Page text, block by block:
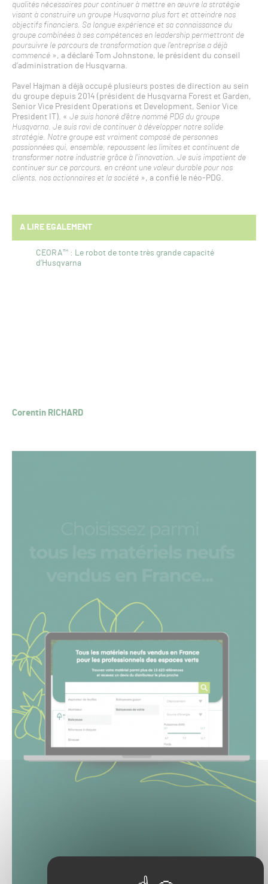
qualités nécessaires pour continuer à mettre en œuvre la stratégie
visant à construire un groupe Husqvarna plus fort et atteindre nos
objectifs financiers. Sa longue expérience et sa connaissance du
groupe combinées à ses compétences en leadership permettront de
poursuivre le parcours de transformation que l’entreprise a déjà
commencé», a déclaré Tom Johnstone, le président du conseil
d’administration de Husqvarna.
Pavel Hajman a déjà occupé plusieurs postes de direction au sein
du groupe depuis 2014 (président de Husqvarna Forest et Garden,
Senior Vice President Operations et Development, Senior Vice
President IT). « Je suis honoré d’être nommé PDG du groupe
Husqvarna. Je suis ravi de continuer à développer notre solide
stratégie. Notre groupe est vraiment composé de personnes
passionnées qui, ensemble, repoussent les limites et continuent de
transformer notre industrie grâce à l’innovation. Je suis impatient de
continuer sur ce parcours, en créant une valeur durable pour nos
clients, nos actionnaires et la société», a confié le néo-PDG.
A LIRE EGALEMENT
CEORA™ : Le robot de tonte très grande capacité
d’Husqvarna
Corentin RICHARD